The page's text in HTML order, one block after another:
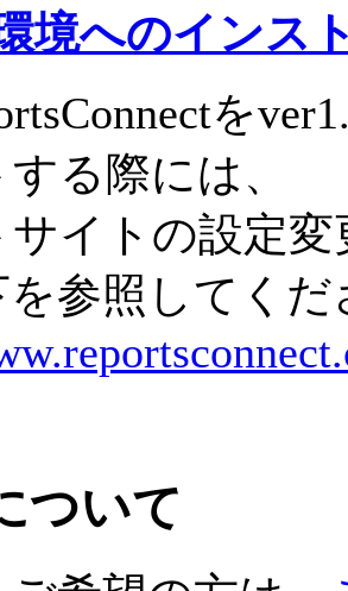
境へのインス
を
る際には、
サイトの設定
参照してくだ
ついて